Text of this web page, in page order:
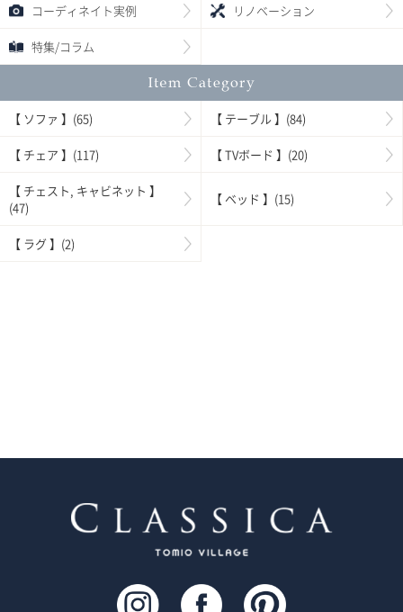
コーディネイト実例 リノベーション
特集/コラム
【 ソファ 】(65) 【 テーブル 】(84)
【 チェア 】(117) 【 TVボード 】(20)
【 チェスト, キャビネット 】
(47)
【 ベッド 】(15)
【 ラグ 】(2)